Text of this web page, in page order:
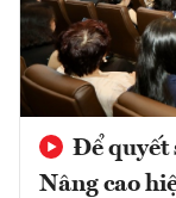
Để quyết
Nâng cao